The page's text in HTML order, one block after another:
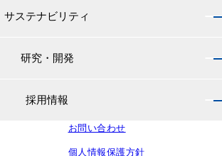
塗料・漁網用防汚剤
軌道用材料）
トップ
な会社？
サステナビリティ
トップ
研究・開発
採用情報
お問い合わせ
個人情報保護方針